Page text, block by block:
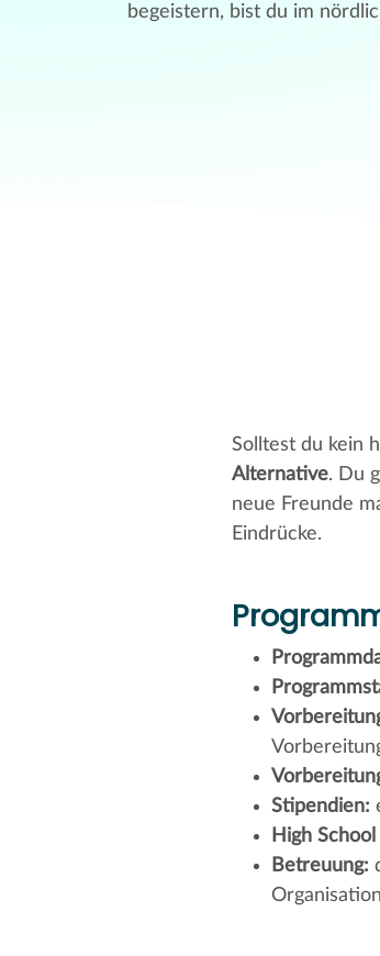
begeistern, bist du im
Solltest du kein
Alternative. Du
neue Freunde
Eindrücke.
Stipendien:
High
Betreuung:
Organisation